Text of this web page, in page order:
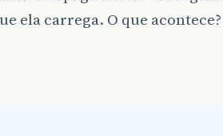
ela carrega. O que acontece?